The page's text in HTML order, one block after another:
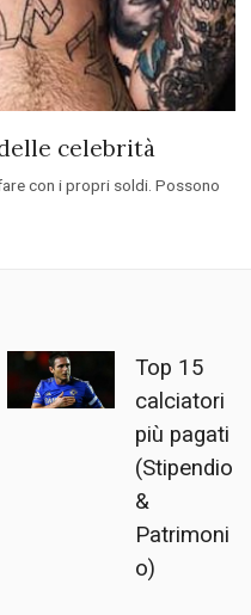
celebrità
con i propri soldi. Possono
Top 15
calciatori
più pagati
(Stipendio
&
Patrimoni
o)